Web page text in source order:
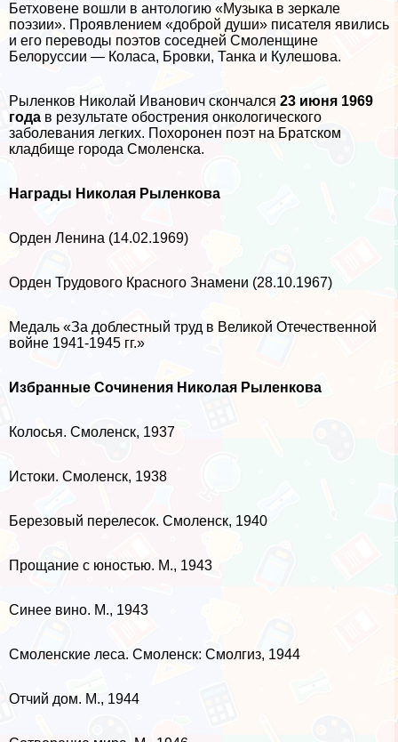
Бетховене вошли в антологию «Музыка в зеркале
поэзии». Проявлением «доброй души» писателя явились
и его переводы поэтов соседней Смоленщине
Белоруссии — Коласа, Бровки, Танка и Кулешова.
Рыленков Николай Иванович скончался 23 июня 1969
года в результате обострения oнкoлoгического
заболевания легких. Похоронен поэт на Братском
кладбище города Смоленска.
Награды Николая Рыленкова
Орден Ленина (14.02.1969)
Орден Трудового Красного Знамени (28.10.1967)
Медаль «За доблестный труд в Великой Отечественной
войне 1941-1945 гг.»
Избранные Сочинения Николая Рыленкова
Колосья. Смоленск, 1937
Истоки. Смоленск, 1938
Березовый перелесок. Смоленск, 1940
Прощание с юностью. М., 1943
Синее вино. М., 1943
Смоленские леса. Смоленск: Смолгиз, 1944
Отчий дом. М., 1944